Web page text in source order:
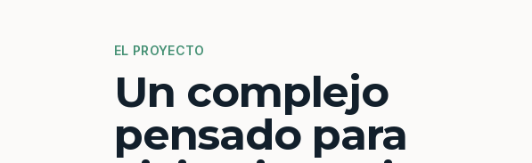
EL PROYECTO
Un complejo
pensado para